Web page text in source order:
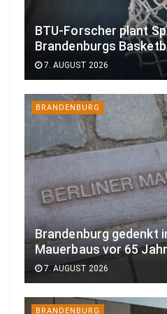
BTU-Forscher plant
Brandenburgs
7. AUGUST 2026
BRANDENBURG
Brandenburg gedenkt
Mauerbaus vor 65
7. AUGUST 2026
BRANDENBURG